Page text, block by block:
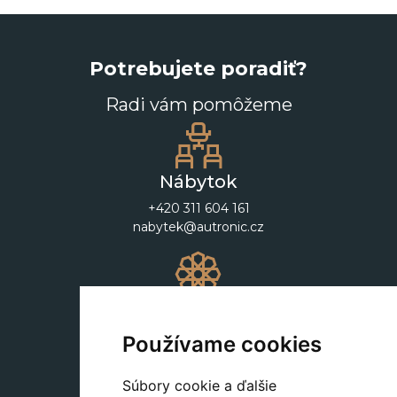
Používame cookies
Súbory cookie a ďalšie
Potrebujete poradiť?
Radi vám pomôžeme
Nábytok
+420 311 604 161
nabytek@autronic.cz
+420 311 604 182
dekorace@autronic.cz